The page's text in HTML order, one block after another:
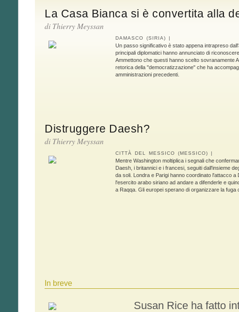
La Casa Bianca si è convertita alla
di Thierry Meyssan
DAMASCO (SIRIA) |
Un passo significativo è stato appena intrapreso
principali diplomatici hanno annunciato di
Ammettono che questi hanno scelto sovranamente
retorica della "democratizzazione" che ha
amministrazioni precedenti.
Distruggere Daesh?
di Thierry Meyssan
CITTÀ DEL MESSICO (MESSICO) |
Mentre Washington moltiplica i segnali che
Daesh, i britannici e i francesi, seguiti dall'insieme
da soli. Londra e Parigi hanno coordinato l'attacco
l'esercito arabo siriano ad andare a difenderle e
a Raqqa. Gli europei sperano di organizzare la fuga
In breve
Susan Rice ha fatto